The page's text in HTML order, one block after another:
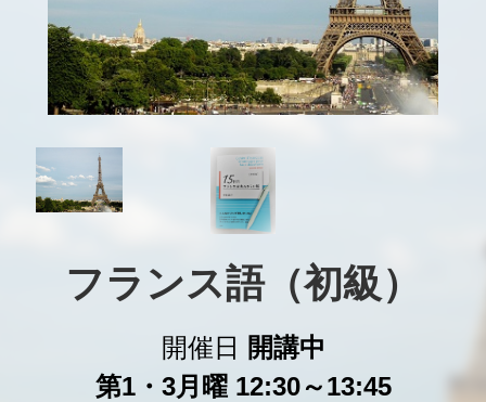
フランス語（初級）
開催日
開講中
第1・3月曜 12:30～13:45